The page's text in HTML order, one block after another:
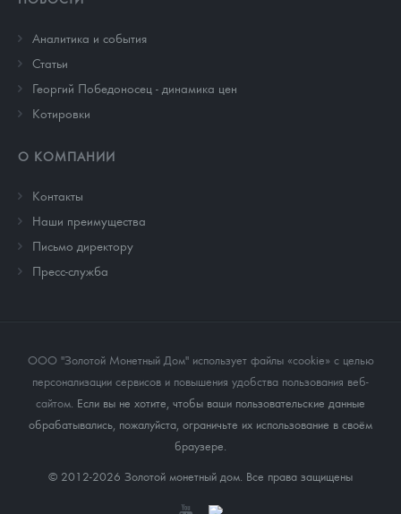
Аналитика и события
Cтатьи
Георгий Победоносец - динамика цен
Котировки
О КОМПАНИИ
Контакты
Наши преимущества
Письмо директору
Пресс-служба
ООО "Золотой Монетный Дом" использует файлы «cookie» с целью
персонализации сервисов и повышения удобства пользования веб-
сайтом. Если вы не хотите, чтобы ваши пользовательские данные
обрабатывались, пожалуйста, ограничьте их использование в своём
браузере.
© 2012-2026 Золотой монетный дом. Все права защищены